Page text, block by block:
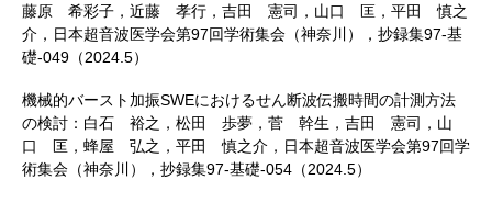
藤原 希彩子，近藤 孝行，吉田 憲司，山口 匡，平田 慎之
介，日本超音波医学会第97回学術集会（神奈川），抄録集97-基
礎-049（2024.5）
機械的バースト加振SWEにおけるせん断波伝搬時間の計測方法
の検討：白石 裕之，松田 歩夢，菅 幹生，吉田 憲司，山
口 匡，蜂屋 弘之，平田 慎之介，日本超音波医学会第97回学
術集会（神奈川），抄録集97-基礎-054（2024.5）